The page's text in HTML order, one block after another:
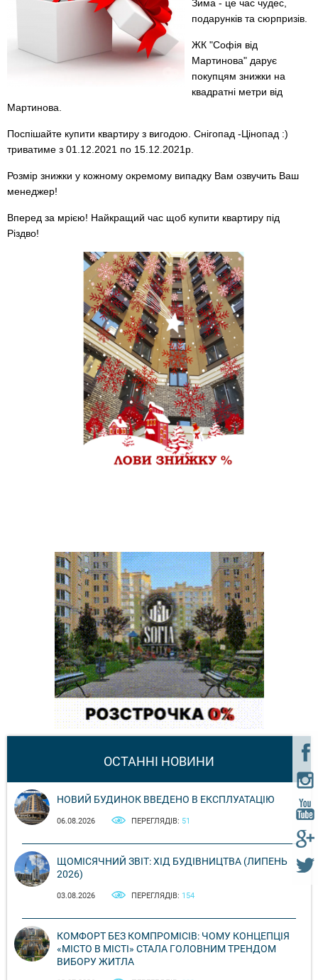
Зима - це час чудес,
подарунків та сюрпризів.
ЖК "Софія від
Мартинова" дарує
покупцям знижки на
квадратні метри від
Мартинова.
Поспішайте купити квартиру з вигодою. Снігопад -Цінопад :)
триватиме з 01.12.2021 по 15.12.2021р.
Розмір знижки у кожному окремому випадку Вам озвучить Ваш
менеджер!
Вперед за мрією! Найкращий час щоб купити квартиру під
Різдво!
ОСТАННІ НОВИНИ
НОВИЙ БУДИНОК ВВЕДЕНО В ЕКСПЛУАТАЦІЮ
06.08.2026 ПЕРЕГЛЯДІВ: 51
ЩОМІСЯЧНИЙ ЗВІТ: ХІД БУДІВНИЦТВА (ЛИПЕНЬ
2026)
03.08.2026 ПЕРЕГЛЯДІВ: 154
КОМФОРТ БЕЗ КОМПРОМІСІВ: ЧОМУ КОНЦЕПЦІЯ
«МІСТО В МІСТІ» СТАЛА ГОЛОВНИМ ТРЕНДОМ
ВИБОРУ ЖИТЛА